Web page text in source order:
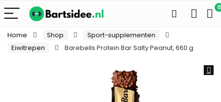
0
Home Shop
Sport-supplementen
Eiwitrepen
Barebells Protein Bar Salty Peanut, 660 g